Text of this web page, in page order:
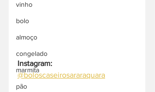
vinho
bolo
almoço
congelado
marmita
pão
Instagram:
@boloscaseirosararaquara